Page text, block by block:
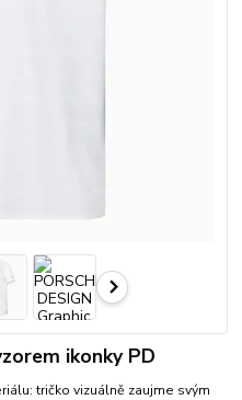
ikonky PD
tričko vizuálně zaujme svým